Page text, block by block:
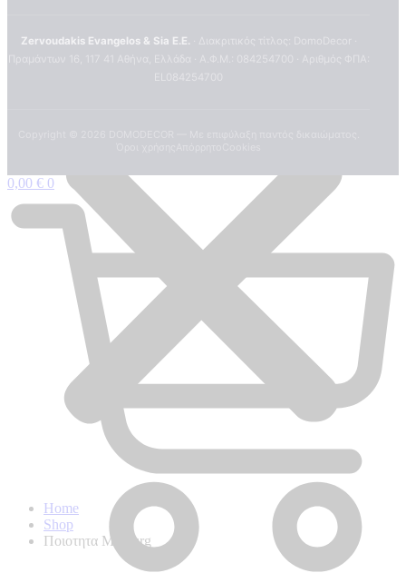
Home
Shop
Ποιοτητα Marburg
Zervoudakis Evangelos & Sia E.E.
0,00 € 0